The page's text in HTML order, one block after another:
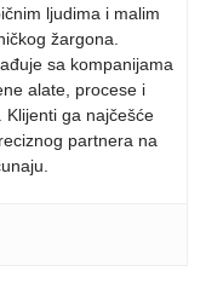
ljudima i malim
žargona.
sa kompanijama
alate, procese i
. Klijenti ga najčešće
partnera na